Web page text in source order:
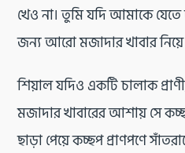
খেও না। তুমি যদি আমাকে
জন্য আরো মজাদার খাবার
শিয়াল যদিও একটি চালাক
মজাদার খাবারের আশায় সে
ছাড়া পেয়ে কচ্ছপ প্রাণপণে